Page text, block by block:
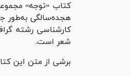
هجده‌سالگی به‌طور
کارشناسی رشته
شعر است.
برشی از متن این